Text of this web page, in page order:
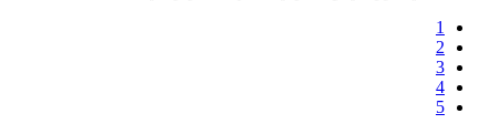
1
2
3
4
5